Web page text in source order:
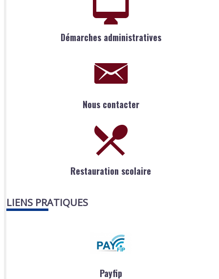
Démarches administratives
Nous contacter
Restauration scolaire
LIENS PRATIQUES
Payfip